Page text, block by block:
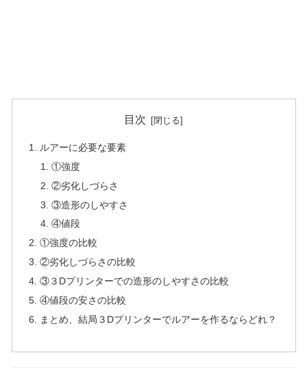
目次
ルアーに必要な要素
①強度
②劣化しづらさ
③造形のしやすさ
④値段
①強度の比較
②劣化しづらさの比較
③３Dプリンターでの造形のしやすさの比較
④値段の安さの比較
まとめ、結局３Dプリンターでルアーを作るならどれ？